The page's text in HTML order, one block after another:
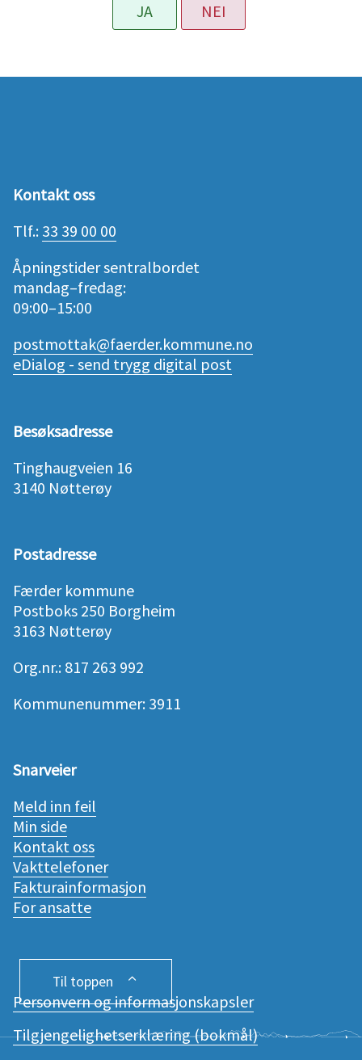
JA NEI
Kontakt oss
Tlf.: 33 39 00 00
Åpningstider sentralbordet
mandag–fredag:
09:00–15:00
postmottak@faerder.kommune.no
eDialog - send trygg digital post
Besøksadresse
Tinghaugveien 16
3140 Nøtterøy
Postadresse
Færder kommune
Postboks 250 Borgheim
3163 Nøtterøy
Org.nr.: 817 263 992
Kommunenummer: 3911
Snarveier
Meld inn feil
Min side
Kontakt oss
Vakttelefoner
Fakturainformasjon
For ansatte
Personvern og informasjonskapsler
Tilgjengelighetserklæring (bokmål)
Til toppen